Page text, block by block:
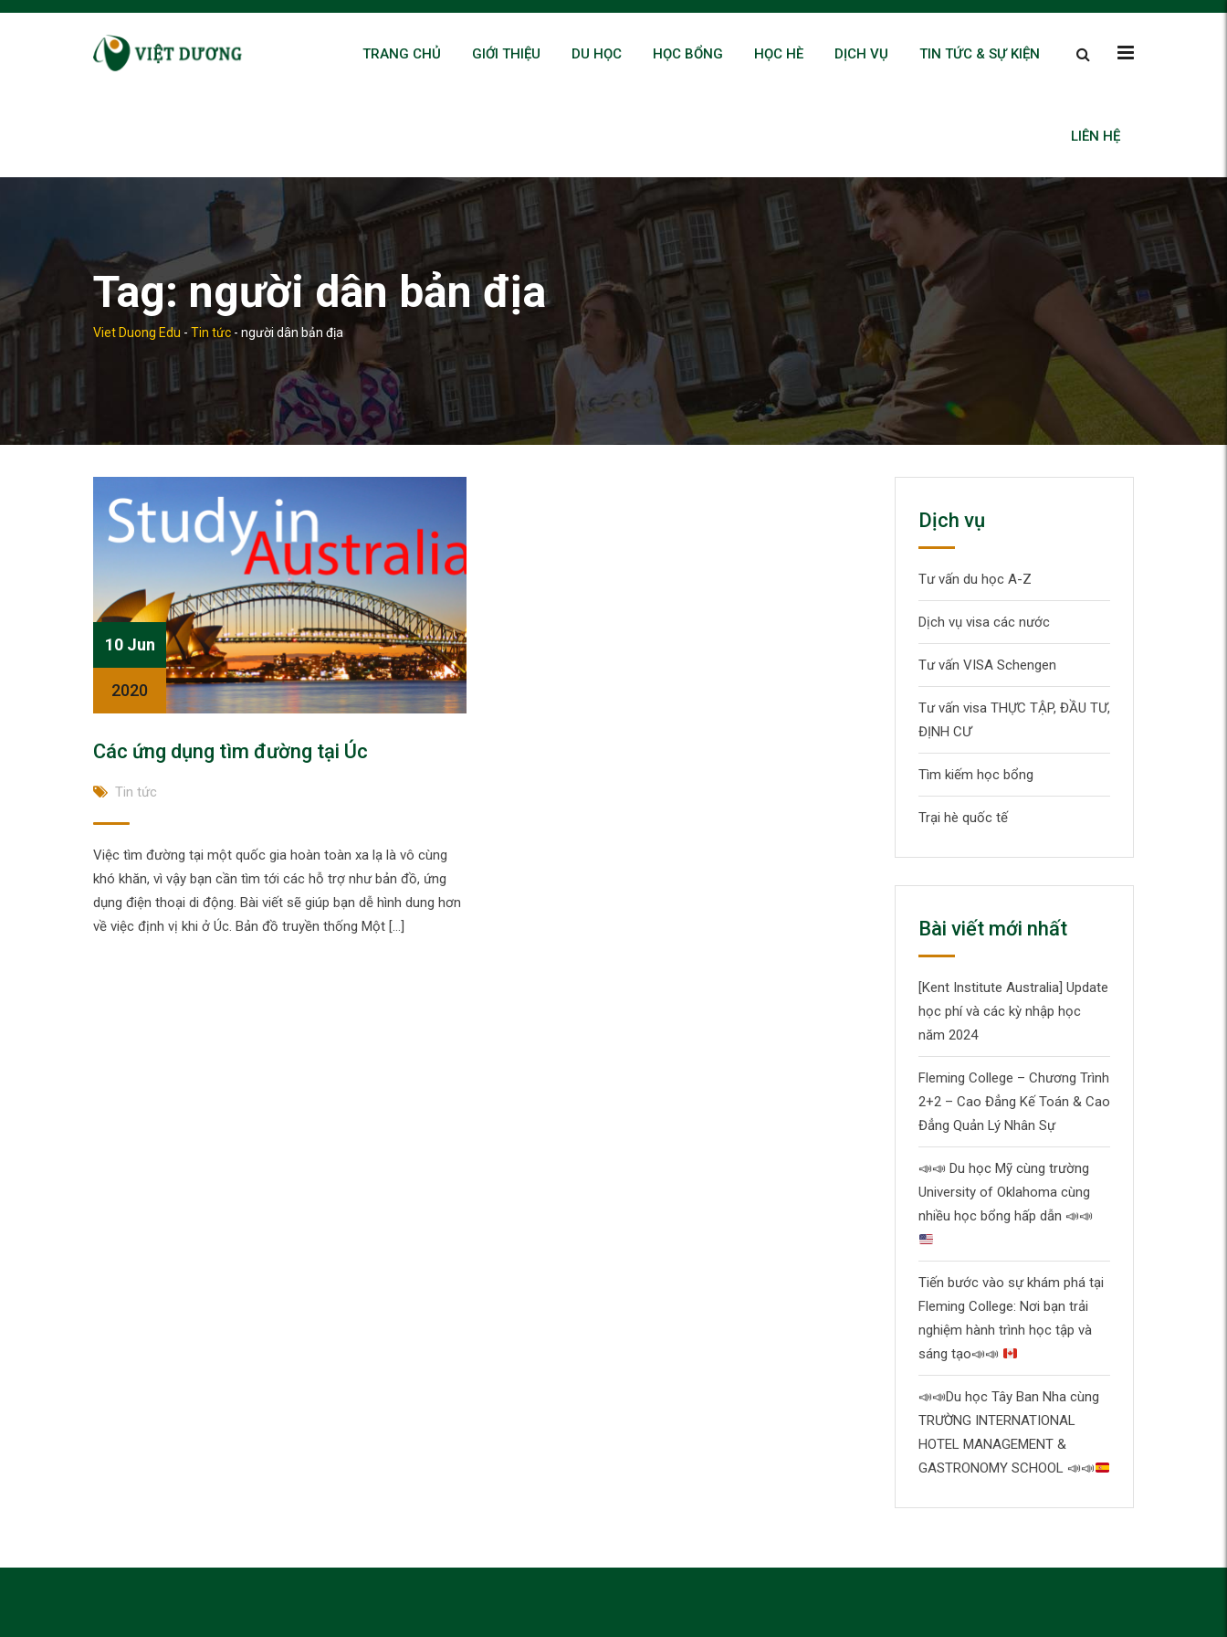
Skip
TRANG CHỦ GIỚI THIỆU DU HỌC HỌC BỔNG HỌC HÈ DỊCH VỤ TIN TỨC & SỰ KIỆN
LIÊN HỆ
Tag:người dân bản địa
Viet Duong Edu - Tin tức - người dân bản địa
10 Jun
2020
Các ứng dụng tìm đường tại Úc
Tin tức
Việc tìm đường tại một quốc gia hoàn toàn xa lạ là vô cùng
khó khăn, vì vậy bạn cần tìm tới các hỗ trợ như bản đồ, ứng
dụng điện thoại di động. Bài viết sẽ giúp bạn dễ hình dung hơn
về việc định vị khi ở Úc. Bản đồ truyền thống Một […]
Dịch vụ
Tư vấn du học A-Z
Dịch vụ visa các nước
Tư vấn VISA Schengen
Tư vấn visa THỰC TẬP, ĐẦU TƯ,
ĐỊNH CƯ
Tìm kiếm học bổng
Trại hè quốc tế
Bài viết mới nhất
[Kent Institute Australia] Update
học phí và các kỳ nhập học
năm 2024
Fleming College – Chương Trình
2+2 – Cao Đẳng Kế Toán & Cao
Đẳng Quản Lý Nhân Sự
📣📣 Du học Mỹ cùng trường
University of Oklahoma cùng
nhiều học bổng hấp dẫn 📣📣
Tiến bước vào sự khám phá tại
Fleming College: Nơi bạn trải
nghiệm hành trình học tập và
sáng tạo📣📣
📣📣Du học Tây Ban Nha cùng
TRƯỜNG INTERNATIONAL
HOTEL MANAGEMENT &
GASTRONOMY SCHOOL 📣📣